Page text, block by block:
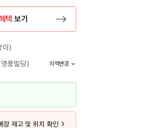
택 보기
이)
풍빌딩) 지역변경
장 재고 및 위치 확인